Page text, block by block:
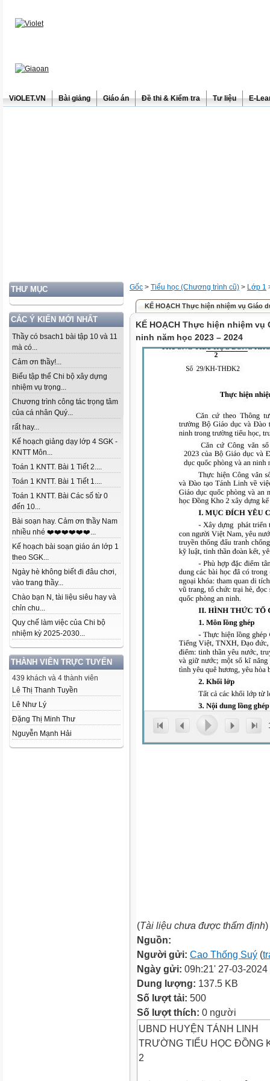
ViOLET.VN Bài giảng Giáo án Đề thi & Kiểm tra Tư liệu E-
THƯ MỤC
CÁC Ý KIẾN MỚI NHẤT
Thầy có bsach1 bài tập 10 và 11
mà có...
Cảm ơn thầy!...
Biểu tập thể Chi bộ xây dựng
nhiệm vụ trọng...
Chương trình công tác trọng tâm
của cá nhân Quý...
rất hay...
Kế hoạch giảng dạy lớp 4 SGK -
KNTT Môn...
Toán 1 KNTT. Bài 1 Tiết 2....
Toán 1 KNTT. Bài 1 Tiết 1....
Toán 1 KNTT. Bài Các số từ 0
đến 10...
Bài soạn hay. Cảm ơn thầy Nam
nhiều nhé ❤️❤️❤️❤️❤️❤️...
Kế hoạch bài soạn giáo án lớp 1
theo SGK...
Ngày hè không biết đi đâu chơi,
vào trang thầy...
Chào bạn N, tài liệu siêu hay và
chỉn chu...
Quy chế làm việc của Chi bộ
nhiệm kỳ 2025-2030...
THÀNH VIÊN TRỰC TUYẾN
439 khách và 4 thành viên
Lê Thị Thanh Tuyền
Lê Như Lý
Đặng Thị Minh Thư
Nguyễn Mạnh Hải
Gốc > Tiểu học (Chương trình cũ) > Lớp 1
KẾ HOẠCH Thực hiện nhiệm vụ Giáo
KẾ HOẠCH Thực hiện nhiệm
ninh năm học 2023 – 2024
(Tài liệu chưa được thẩm định)
Nguồn:
Người gửi: Cao Thống Suý (
Ngày gửi: 09h:21' 27-03-2024
Dung lượng: 137.5 KB
Số lượt tải: 500
Số lượt thích: 0 người
UBND HUYỆN TÁNH LINH
TRƯỜNG TIỂU HỌC ĐỒNG
2